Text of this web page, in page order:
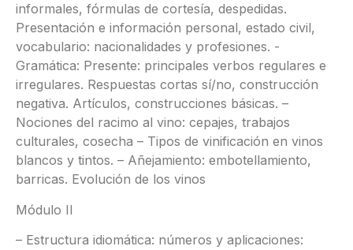
informales, fórmulas de cortesía, despedidas.
Presentación e información personal, estado civil,
vocabulario: nacionalidades y profesiones. -
Gramática: Presente: principales verbos regulares e
irregulares. Respuestas cortas sí/no, construcción
negativa. Artículos, construcciones básicas. –
Nociones del racimo al vino: cepajes, trabajos
culturales, cosecha – Tipos de vinificación en vinos
blancos y tintos. – Añejamiento: embotellamiento,
barricas. Evolución de los vinos
Módulo II
– Estructura idiomática: números y aplicaciones: